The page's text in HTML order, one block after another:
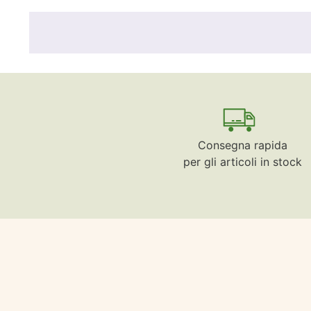
Consegna rapida
per gli articoli in stock